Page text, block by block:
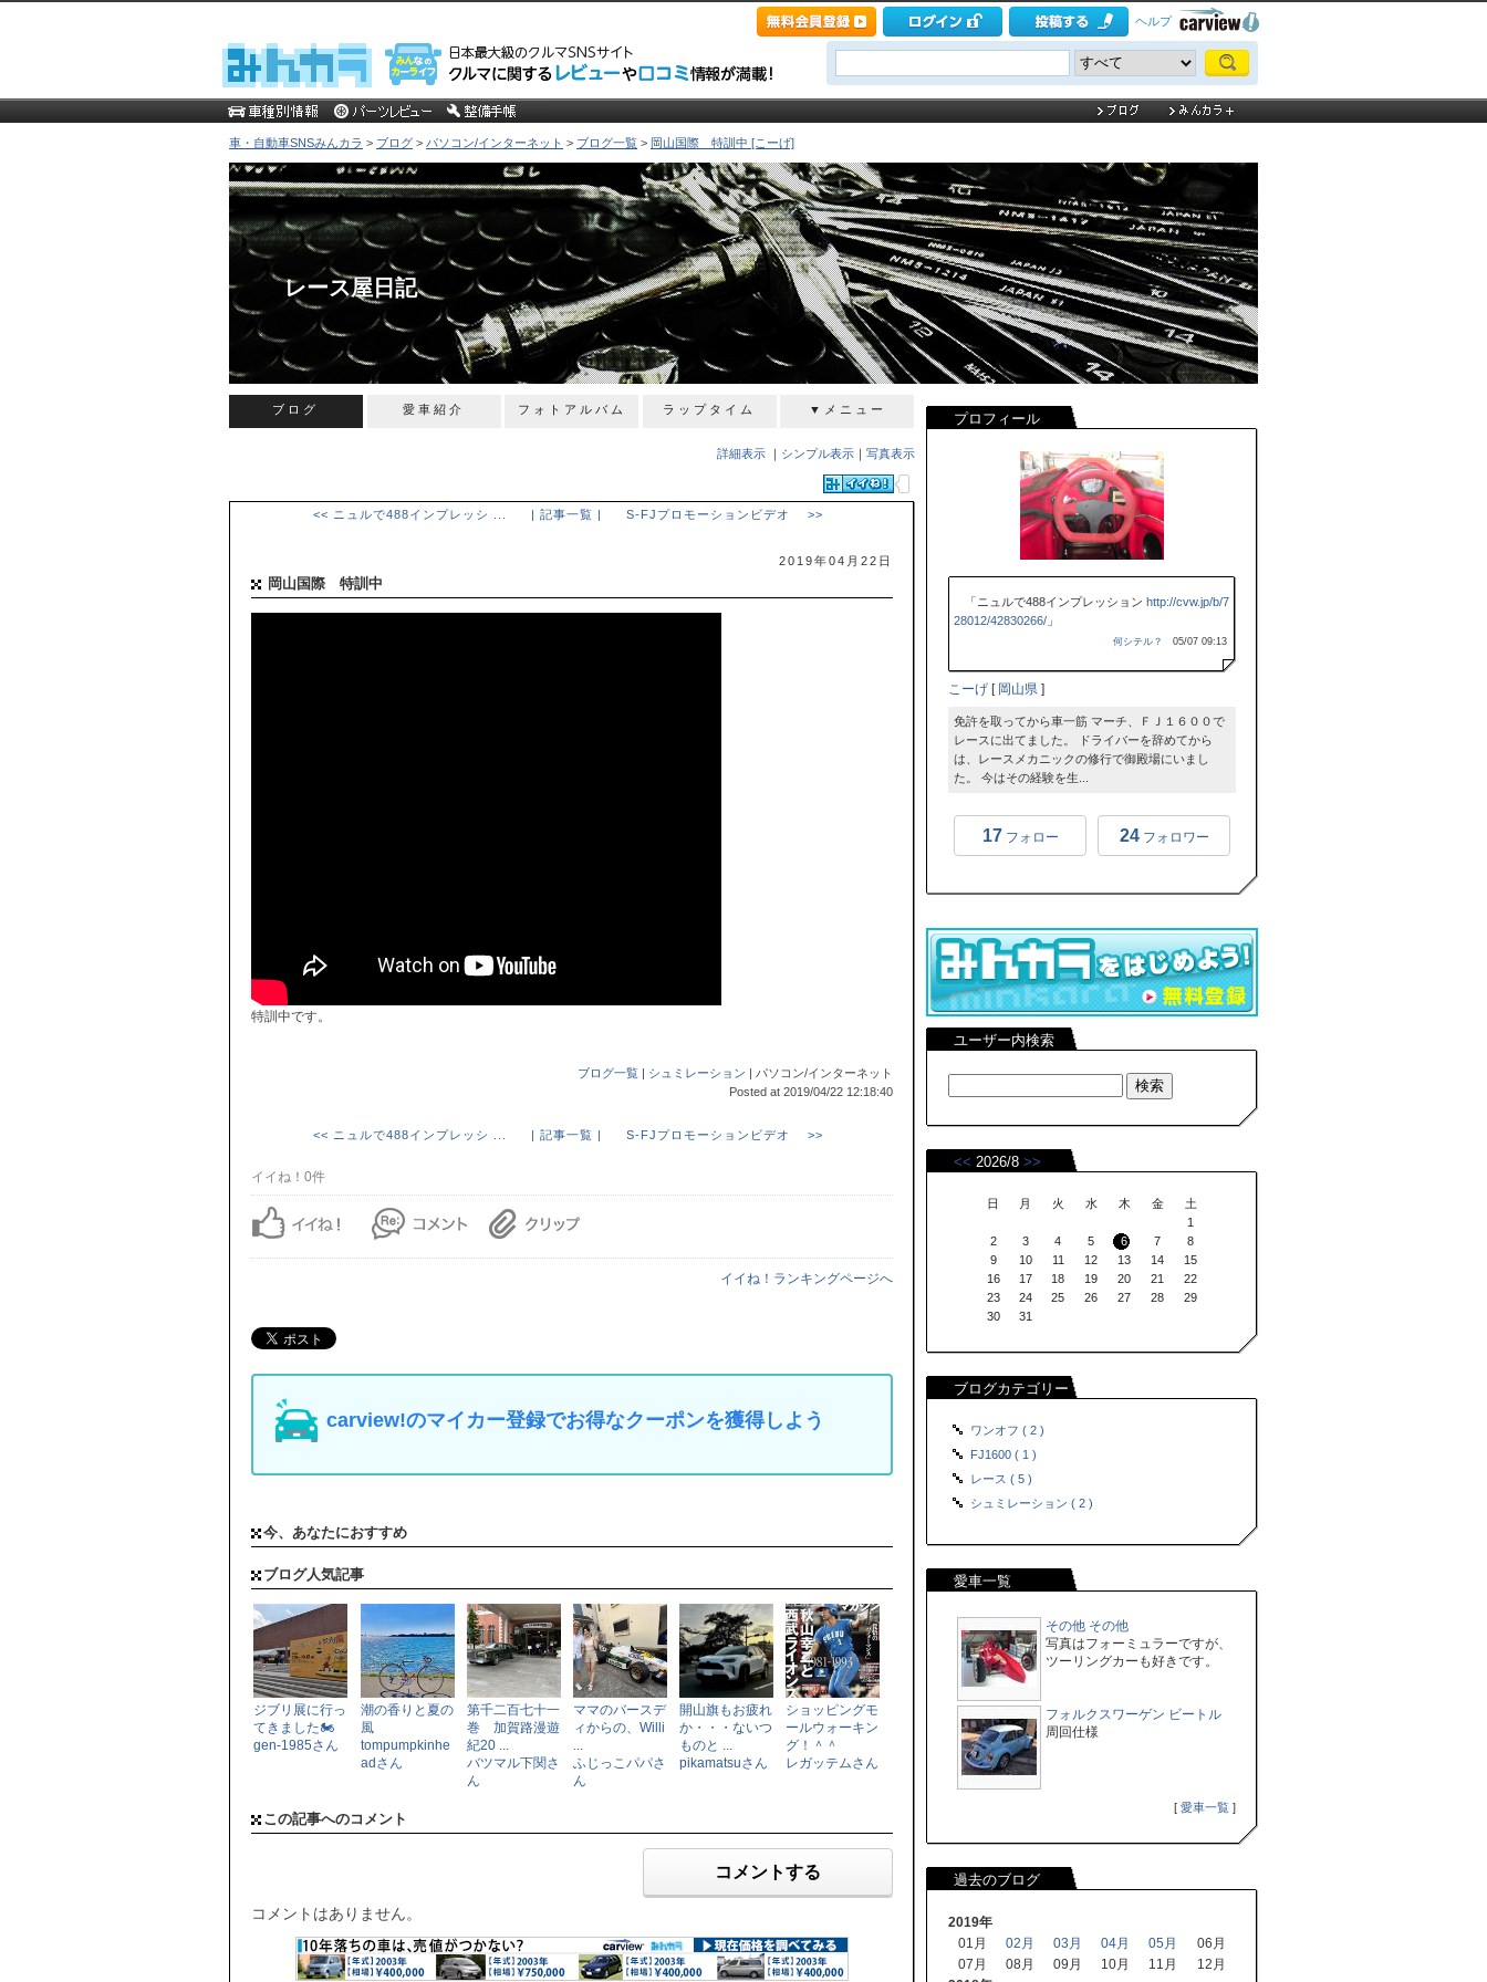
ヘルプ
車・自動車SNSみんカラ > ブログ > パソコン/インターネット > ブログ一覧 > 岡山国際 特訓中 [こーげ]
レース屋日記
ブログ 愛車紹介 フォトアルバム ラップタイム ▼メニュー
詳細表示 ｜ シンプル表示 ｜ 写真表示
<< ニュルで488インプレッシ ... | 記事一覧 | S-FJプロモーションビデオ >>
2019年04月22日
岡山国際 特訓中
特訓中です。
ブログ一覧 | シュミレーション | パソコン/インターネット
Posted at 2019/04/22 12:18:40
<< ニュルで488インプレッシ ... | 記事一覧 | S-FJプロモーションビデオ >>
イイね！0件
イイね！ランキングページへ
carview!のマイカー登録でお得なクーポンを獲得しよう
今、あなたにおすすめ
ブログ人気記事
ジブリ展に行っ
てきました🏍️
gen-1985さん
潮の香りと夏の
風
tompumpkinhe
adさん
第千二百七十一
巻 加賀路漫遊
紀20 ...
バツマル下関さ
ん
ママのバースデ
ィからの、Willi
ふじっこパパさ
ん
開山旗もお疲れ
か・・・ないつ
ものと ...
pikamatsuさん
ショッピングモ
ールウォーキン
グ！＾＾
レガッテムさん
この記事へのコメント
コメントする
コメントはありません。
プロフィール
「ニュルで488インプレッション http://cvw.jp/b/7
28012/42830266/ 」
何シテル？ 05/07 09:13
こーげ [ 岡山県 ]
免許を取ってから車一筋 マーチ、ＦＪ１６００で
レースに出てました。 ドライバーを辞めてから
は、レースメカニックの修行で御殿場にいまし
た。 今はその経験を生...
17 フォロー 24フォロワー
ユーザー内検索
<< 2026/8 >>
日 月 火 水 木 金
土
1
2
3 4 5 6 7
8
9
10 11 12 13 14
15
16
17 18 19 20 21
22
23
24 25 26 27 28
29
30
31
ブログカテゴリー
ワンオフ ( 2 )
FJ1600 ( 1 )
レース ( 5 )
シュミレーション ( 2 )
愛車一覧
その他 その他
写真はフォーミュラーですが、
ツーリングカーも好きです。
フォルクスワーゲン ビートル
周回仕様
[ 愛車一覧 ]
過去のブログ
2019年
01月
02月 03月 04月 05月
06月
07月
08月 09月 10月 11月
12月